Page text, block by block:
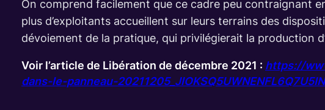
On comprend facilement que ce cadre peu contraignant
plus d’exploitants accueillent sur leurs terrains des
dévoiement de la pratique, qui privilégierait la production
Voir l’article de Libération de décembre 2021 : https://
dans-le-panneau-